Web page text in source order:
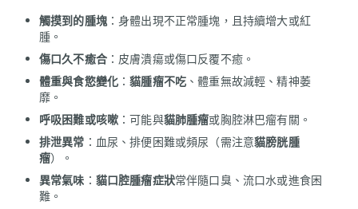
觸摸到的腫塊：身體出現不正常腫塊，且持續增大或紅
腫。
傷口久不癒合：皮膚潰瘍或傷口反覆不癒。
體重與食慾變化 ：貓腫瘤不吃 、體重無故減輕、精神萎
靡。
呼吸困難或咳嗽 ：可能與貓肺腫瘤或胸腔淋巴瘤有關。
排泄異常 ：血尿、排便困難或頻尿（需注意貓膀胱腫
瘤）。
異常氣味 ： 貓口腔腫瘤症狀常伴隨口臭、流口水或進食困
難。